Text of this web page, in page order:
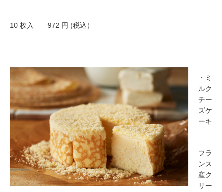
10 枚入 972 円 (税込）
・ミ
ルク
チー
ズケ
ーキ
フラ
ンス
産ク
リー